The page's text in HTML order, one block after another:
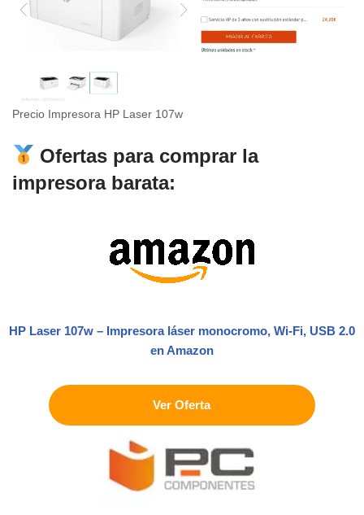
Precio Impresora HP Laser 107w
Ofertas para comprar la
impresora barata:
HP Laser 107w – Impresora láser monocromo, Wi-Fi, USB 2.0
en Amazon
Ver Oferta